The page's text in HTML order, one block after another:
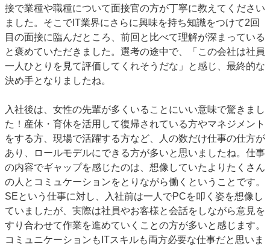
接で業種や職種について面接官の方が丁寧に教えてください
ました。そこでIT業界にさらに興味を持ち知識をつけて2回
目の面接に臨んだところ、前回と比べて理解が深まっている
と褒めていただきました。選考の途中で、「この会社は社員
一人ひとりを見て評価してくれそうだな」と感じ、最終的な
決め手となりましたね。
入社後は、女性の先輩が多くいることにいい意味で驚きまし
た！産休・育休を活用して復帰されている方やマネジメント
をする方、現場で活躍する方など、人の数だけ仕事の仕方が
あり、ロールモデルにできる方が多いと思いましたね。仕事
の内容でギャップを感じたのは、想像していたよりたくさん
の人とコミュケーションをとりながら働くということです。
SEという仕事に対し、入社前は一人でPCを叩く姿を想像し
ていましたが、実際は社員やお客様と会話をしながら意見を
すり合わせて作業を進めていくことの方が多いと感じます。
コミュニケーションもITスキルも両方必要な仕事だと思いま